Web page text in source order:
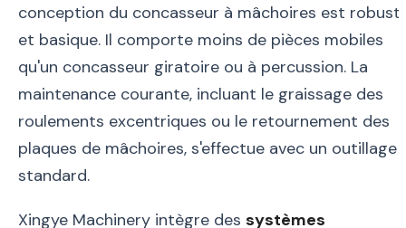
conception du concasseur à mâchoires est
et basique. Il comporte moins de pièces mobiles
qu'un concasseur giratoire ou à percussion. La
maintenance courante, incluant le graissage des
roulements excentriques ou le retournement des
plaques de mâchoires, s'effectue avec un outillage
standard.
Xingye Machinery intègre des systèmes